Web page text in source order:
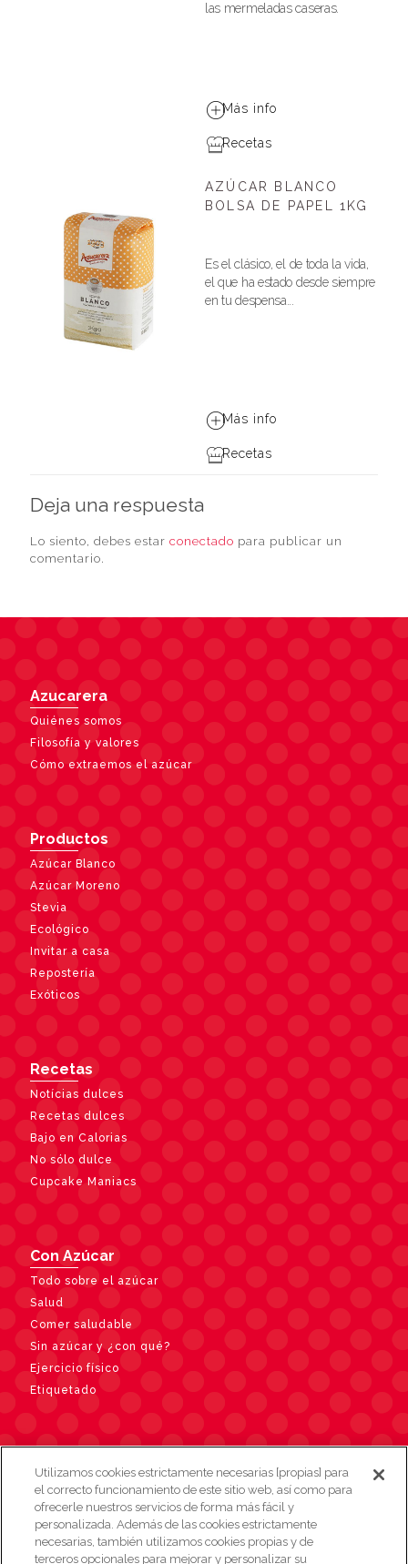
las mermeladas caseras.
Más info
Recetas
AZÚCAR BLANCO
BOLSA DE PAPEL 1KG
Es el clásico, el de toda la vida,
el que ha estado desde siempre
en tu despensa...
Más info
Recetas
Deja una respuesta
Lo siento, debes estar conectado para publicar un
comentario.
Azucarera
Quiénes somos
Filosofía y valores
Cómo extraemos el azúcar
Productos
Azúcar Blanco
Azúcar Moreno
Stevia
Ecológico
Invitar a casa
Repostería
Exóticos
Recetas
Notícias dulces
Recetas dulces
Bajo en Calorias
No sólo dulce
Cupcake Maniacs
Con Azúcar
Todo sobre el azúcar
Salud
Comer saludable
Sin azúcar y ¿con qué?
Ejercicio físico
Etiquetado
Contacto
Utilizamos cookies estrictamente necesarias [propias] para
el correcto funcionamiento de este sitio web, así como para
ofrecerle nuestros servicios de forma más fácil y
personalizada. Además de las cookies estrictamente
necesarias, también utilizamos cookies propias y de
terceros opcionales para mejorar y personalizar su